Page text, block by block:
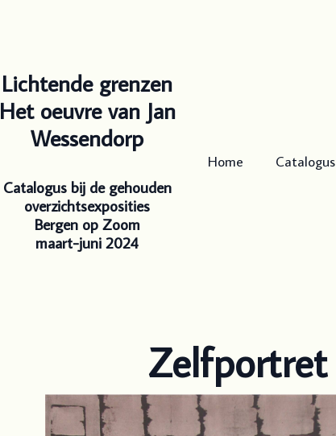
Lichtende grenzen
Het oeuvre van Jan
Wessendorp
Catalogus bij de gehouden
overzichtsexposities
Bergen op Zoom
maart-juni 2024
Home Catalogus
Zelfportret